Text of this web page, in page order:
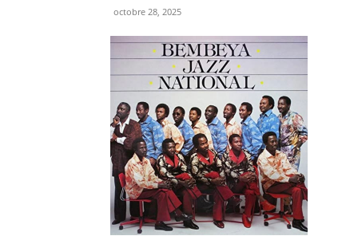
octobre 28, 2025